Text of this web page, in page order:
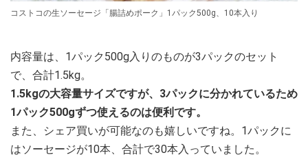
コストコの生ソーセージ「腸詰めポーク」1パック500g、10本入り
内容量は、1パック500g入りのものが3パックのセット
で、合計1.5kg。
1.5kgの大容量サイズですが、3パックに分かれているため
1パック500gずつ使えるのは便利です。
また、シェア買いが可能なのも嬉しいですね。1パックに
はソーセージが10本、合計で30本入っていました。